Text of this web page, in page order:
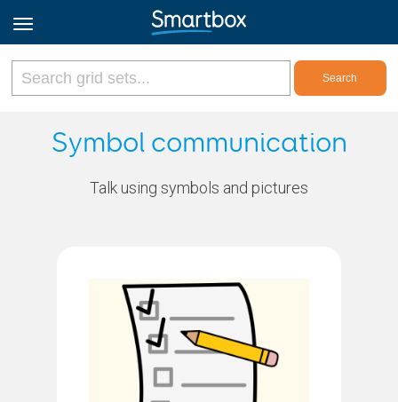
Online Grids
Log in
English
Symbol communication
Talk using symbols and pictures